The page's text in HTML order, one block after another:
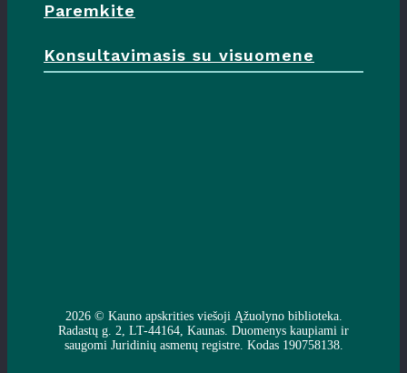
Paremkite
Konsultavimasis su visuomene
2026 © Kauno apskrities viešoji Ąžuolyno biblioteka.
Radastų g. 2, LT-44164, Kaunas. Duomenys kaupiami ir
saugomi Juridinių asmenų registre. Kodas 190758138.